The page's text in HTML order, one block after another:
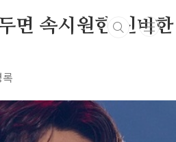
면 속시원한 신비한